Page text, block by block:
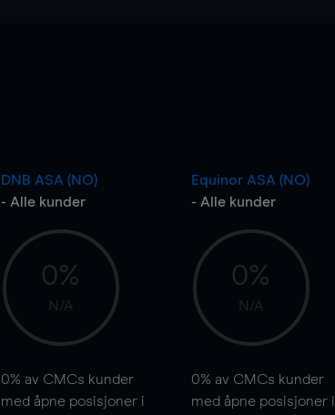
DNB ASA (NO)
- Alle kunder
0%
N/A
0% av CMCs kunder
med åpne posisjoner i
Equinor ASA (NO)
- Alle kunder
0%
N/A
0% av CMCs kunder
med åpne posisjoner i